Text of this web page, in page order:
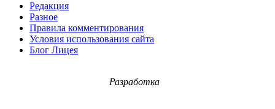
Редакция
Разное
Правила комментирования
Условия использования сайта
Блог Лицея
Разработка